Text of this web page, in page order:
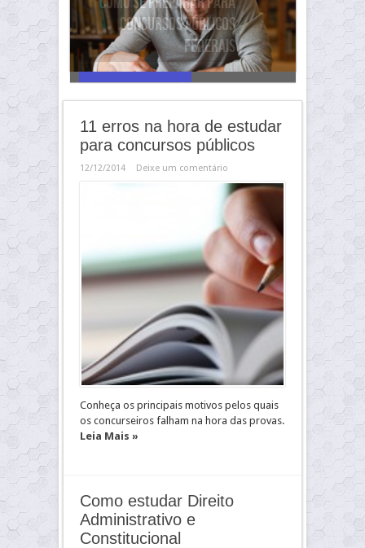
Como se preparar para
concursos públicos federais
11 erros na hora de estudar
para concursos públicos
12/12/2014 Deixe um comentário
Conheça os principais motivos pelos quais
os concurseiros falham na hora das provas.
Leia Mais »
Como estudar Direito
Administrativo e
Constitucional